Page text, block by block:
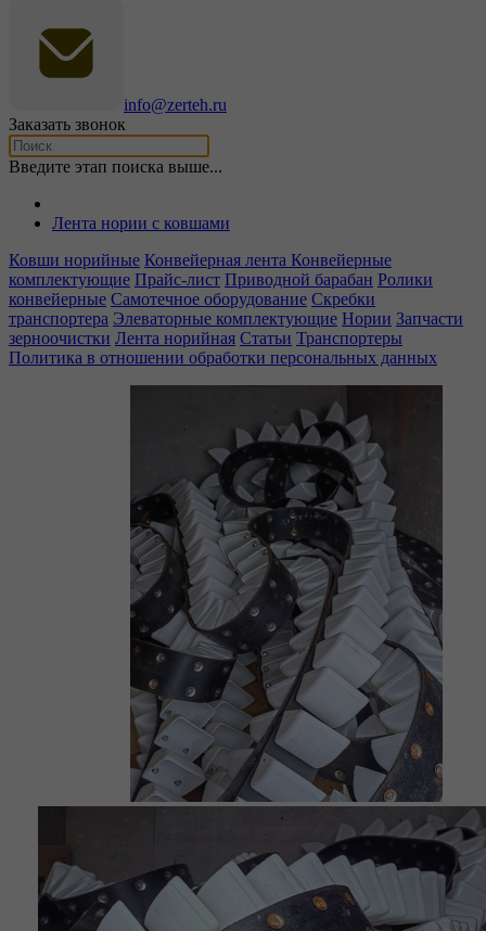
info@zerteh.ru
Заказать звонок
Введите этап поиска выше...
Лента нории с ковшами
Ковши норийные Конвейерная лента Конвейерные
комплектующие Прайс-лист Приводной барабан Ролики
конвейерные Самотечное оборудование Скребки
транспортера Элеваторные комплектующие Нории Запчасти
зерноочистки Лента норийная Статьи Транспортеры
Политика в отношении обработки персональных данных